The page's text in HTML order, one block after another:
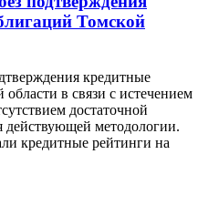
Томской
кредитные
в связи с истечением
достаточной
методологии.
кредитные рейтинги на